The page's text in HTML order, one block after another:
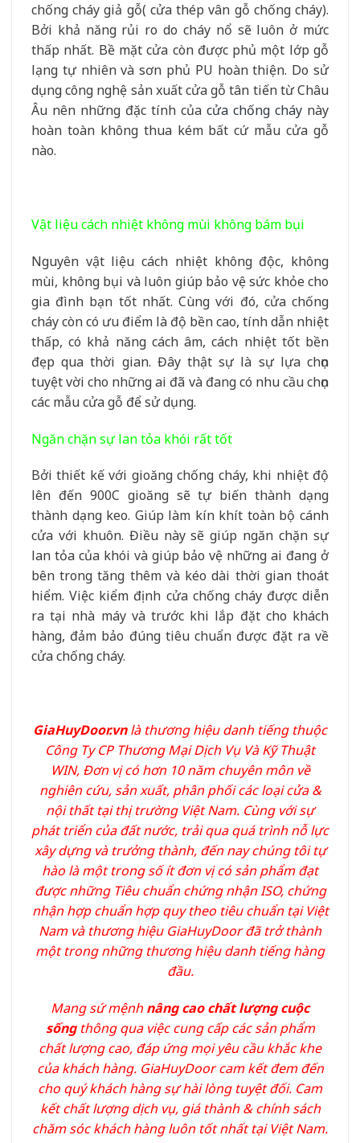
chống cháy giả gỗ( cửa thép vân gỗ chống cháy).
Bởi khả năng rủi ro do cháy nổ sẽ luôn ở mức
thấp nhất. Bề mặt cửa còn được phủ một lớp gỗ
lạng tự nhiên và sơn phủ PU hoàn thiện. Do sử
dụng công nghệ sản xuất cửa gỗ tân tiến từ Châu
Âu nên những đặc tính của cửa chống cháy này
hoàn toàn không thua kém bất cứ mẫu cửa gỗ
nào.
Vật liệu cách nhiệt không mùi không bám bụi
Nguyên vật liệu cách nhiệt không độc, không
mùi, không bụi và luôn giúp bảo vệ sức khỏe cho
gia đình bạn tốt nhất. Cùng với đó, cửa chống
cháy còn có ưu điểm là độ bền cao, tính dẫn nhiệt
thấp, có khả năng cách âm, cách nhiệt tốt bền
đẹp qua thời gian. Đây thật sự là sự lựa chọn
tuyệt vời cho những ai đã và đang có nhu cầu chọn
các mẫu cửa gỗ để sử dụng.
Ngăn chặn sự lan tỏa khói rất tốt
Bởi thiết kế với gioăng chống cháy, khi nhiệt độ
lên đến 900C gioăng sẽ tự biến thành dạng
thành dạng keo. Giúp làm kín khít toàn bộ cánh
cửa với khuôn. Điều này sẽ giúp ngăn chặn sự
lan tỏa của khói và giúp bảo vệ những ai đang ở
bên trong tăng thêm và kéo dài thời gian thoát
hiểm. Việc kiểm định cửa chống cháy được diễn
ra tại nhà máy và trước khi lắp đặt cho khách
hàng, đảm bảo đúng tiêu chuẩn được đặt ra về
cửa chống cháy.
GiaHuyDoor.vnlà thương hiệu danh tiếng thuộc
Công Ty CP Thương Mại Dịch Vụ Và Kỹ Thuật
WIN, Đơn vị có hơn 10 năm chuyên môn về
nghiên cứu, sản xuất, phân phối các loại cửa &
nội thất tại thị trường Việt Nam. Cùng với sự
phát triển của đất nước, trải qua quá trình nỗ lực
xây dựng và trưởng thành, đến nay chúng tôi tự
hào là một trong số ít đơn vị có sản phẩm đạt
được những Tiêu chuẩn chứng nhận ISO, chứng
nhận hợp chuẩn hợp quy theo tiêu chuẩn tại Việt
Nam và thương hiệu GiaHuyDoor đã trở thành
một trong những thương hiệu danh tiếng hàng
đầu.
Mang sứ mệnhnâng cao chất lượng cuộc
sốngthông qua việc cung cấp các sản phẩm
chất lượng cao, đáp ứng mọi yêu cầu khắc khe
của khách hàng. GiaHuyDoor cam kết đem đến
cho quý khách hàng sự hài lòng tuyệt đối. Cam
kết chất lượng dịch vụ, giá thành & chính sách
chăm sóc khách hàng luôn tốt nhất tại Việt Nam.